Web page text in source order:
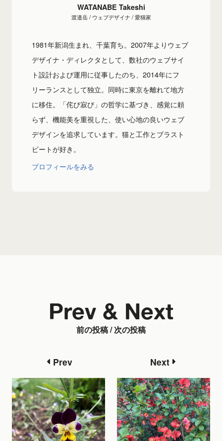
WATANABE Takeshi
渡邉岳 / ウェブデザイナ / 愛猫家
1981年新潟生まれ、千葉育ち。2007年よりウェブ
デザイナ・ディレクタとして、数社のウェブサイ
ト設計および運用に従事したのち、2014年にフ
リーランスとして独立。同時に東京を離れて地方
に移住。「侘び寂び」の哲学に基づき、感覚に頼
らず、機能美を重視した、使い心地の良いウェブ
デザインを追求しています。猫と工作とブラスト
ビートが好き。
プロフィールをみる
前の投稿 / 次の投稿
Prev & Next
Prev Next